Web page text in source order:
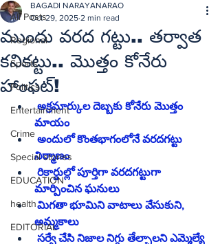
All Posts
Regional
Sports
Politics
Entertainment
Crime
Special stories
EDUCATION
health
EDITORIAL
ముందు వరద గట్టు.. తర్వాత
కనికట్టు.. మొత్తం కోనేరు
హాంఫట్‌!
BAGADI NARAYANARAO
Oct 29, 2025 2 min read
అక్రమార్కుల దెబ్బకు కోనేరు మొత్తం
మాయం
నిర్మాణం
మార్పించిన ఘనులు
మిగతా భూమిని వాటాలు వేసుకుని,
అమ్మకాలు